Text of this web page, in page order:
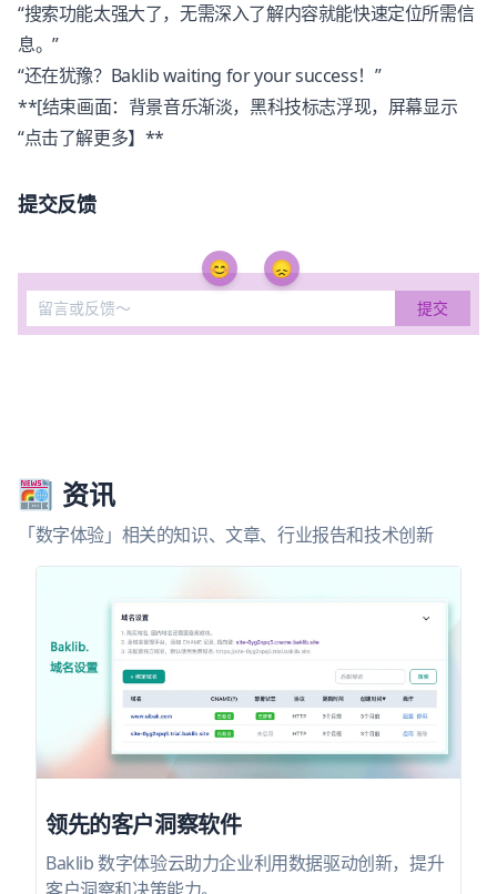
“搜索功能太强大了，无需深入了解内容就能快速定位所需信
息。”
“还在犹豫？Baklib waiting for your success！”
**[结束画面：背景音乐渐淡，黑科技标志浮现，屏幕显示
“点击了解更多】**
提交反馈
😊 😞
资讯
「数字体验」相关的知识、文章、行业报告和技术创新
领先的客户洞察软件
Baklib 数字体验云助力企业利用数据驱动创新，提升